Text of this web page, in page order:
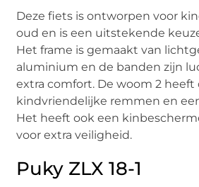
Deze fiets is ontworpen voor
oud en is een uitstekende
Het frame is gemaakt van
aluminium en de banden zijn
extra comfort. De woom 2 heeft
kindvriendelijke remmen en
Het heeft ook een
voor extra veiligheid.
Puky ZLX 18-1